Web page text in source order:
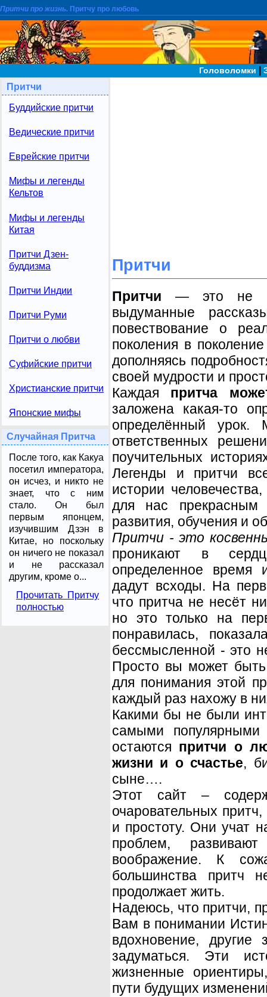
Притчи про жизнь. Притчу про любовь
Головоломки
Притчи
Буддийские притчи
Ведические притчи
Еврейские притчи
Мифы и легенды
Кельтов
Мифы и легенды
Китая
Притчи Дзен-
буддизма
Притчи Индии
Притчи Руми
Притчи о любви
Суфийские притчи
Христианские притчи
Японские мифы
Случайная Притча
После того, как Какуа
посетил императора,
он исчез, и никто не
знает, что с ним
стало. Он был
первым японцем,
изучившим Дзэн в
Китае, но поскольку
он ничего не показал
и не рассказал
другим, кроме о...
Прочитать Притчу
полностью
Притчи
Притчи — это не
выдуманные
повествование о
поколения в
дополняясь
своей мудрости и
Каждая притча
заложена какая-то
определённый урок.
ответственных
поучительных
Легенды и притчи
истории
для нас
развития, обучения и
Притчи - это
проникают в
определенное время
дадут всходы. На
что притча не несёт
но это только на
понравилась,
бессмысленной - это
Просто вы может быть
для понимания этой
каждый раз нахожу в
Какими бы не были
самыми популярными
остаются притчи о
жизни и о счастье,
сыне….
Этот сайт –
очаровательных
и простоту. Они учат
проблем,
воображение. К
большинства притч
продолжает жить.
Надеюсь, что притчи,
Вам в понимании
вдохновение, другие
задуматься. Эти
жизненные
пути будущих